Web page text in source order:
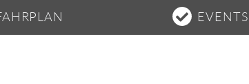
EVENTS